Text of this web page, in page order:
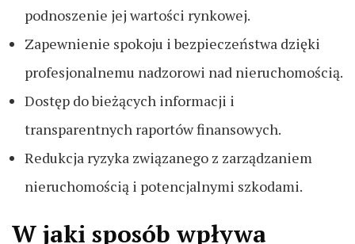
podnoszenie jej wartości rynkowej.
Zapewnienie spokoju i bezpieczeństwa dzięki
profesjonalnemu nadzorowi nad nieruchomością.
Dostęp do bieżących informacji i
transparentnych raportów finansowych.
Redukcja ryzyka związanego z zarządzaniem
nieruchomością i potencjalnymi szkodami.
W jaki sposób wpływa